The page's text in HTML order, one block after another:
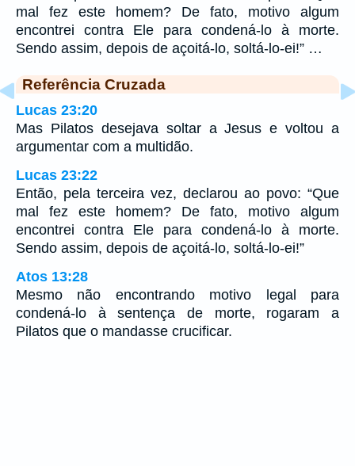
mal fez este homem? De fato, motivo algum
encontrei contra Ele para condená-lo à morte.
Sendo assim, depois de açoitá-lo, soltá-lo-ei!” …
Referência Cruzada
Lucas 23:20
Mas Pilatos desejava soltar a Jesus e voltou a
argumentar com a multidão.
Lucas 23:22
Então, pela terceira vez, declarou ao povo: “Que
mal fez este homem? De fato, motivo algum
encontrei contra Ele para condená-lo à morte.
Sendo assim, depois de açoitá-lo, soltá-lo-ei!”
Atos 13:28
Mesmo não encontrando motivo legal para
condená-lo à sentença de morte, rogaram a
Pilatos que o mandasse crucificar.